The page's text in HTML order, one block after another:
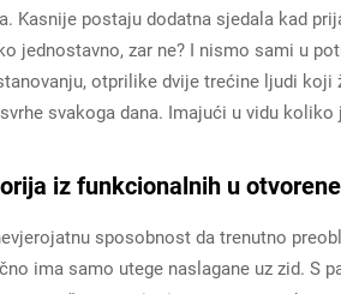
Kasnije postaju dodatna sjedala kad
jednostavno, zar ne? I nismo sami u
otprilike dvije trećine ljudi
svakoga dana. Imajući u vidu
iz funkcionalnih u
sposobnost da trenutno
ima samo utege naslagane uz zid. S